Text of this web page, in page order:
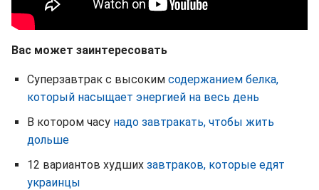
Вас может заинтересовать
Суперзавтрак с высоким содержанием белка,
который насыщает энергией на весь день
В котором часу надо завтракать, чтобы жить
дольше
12 вариантов худших завтраков, которые едят
украинцы